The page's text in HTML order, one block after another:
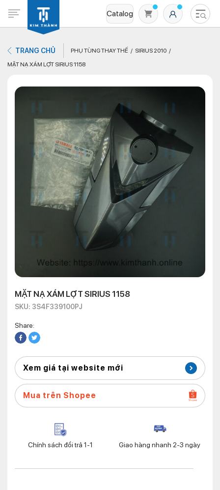
Catalog
Không có sản phẩm nào trong giỏ hàng
TRANG CHỦ PHỤ TÙNG THAY THẾ
SIRIUS 2010
MẶT NẠ XÁM LỢT SIRIUS 1158
MẶT NẠ XÁM LỢT SIRIUS 1158
SKU: 3S4F339100PJ
Share:
Xem giá tại website mới
Mua trên Shopee
Chính sách đổi trả 1-1 Giao hàng nhanh 2-3 ngày